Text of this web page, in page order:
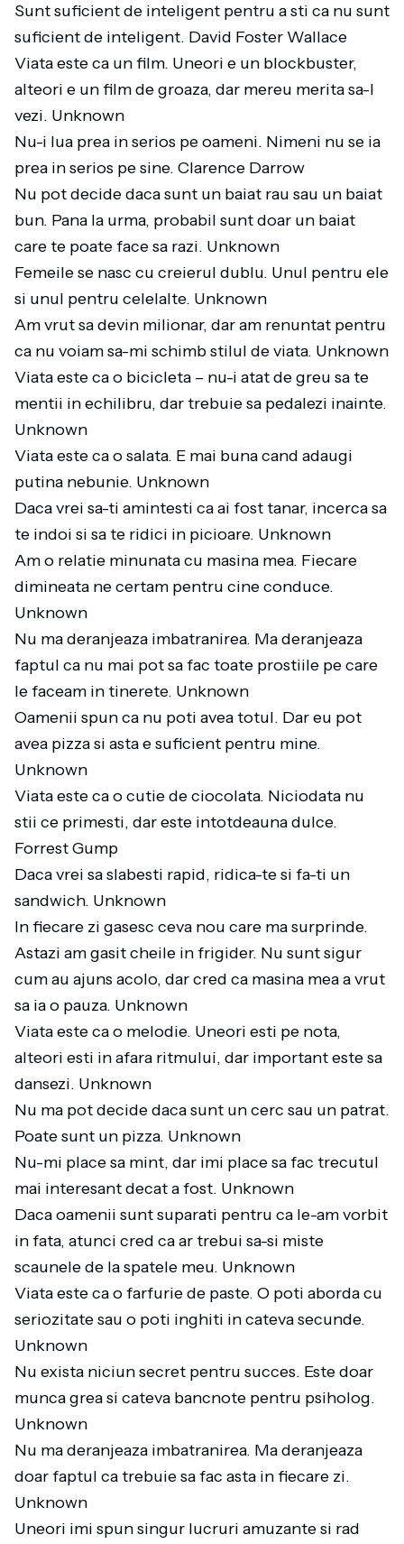
Sunt suficient de inteligent pentru a sti ca nu sunt
suficient de inteligent. David Foster Wallace
Viata este ca un film. Uneori e un blockbuster,
alteori e un film de groaza, dar mereu merita sa-l
vezi. Unknown
Nu-i lua prea in serios pe oameni. Nimeni nu se ia
prea in serios pe sine. Clarence Darrow
Nu pot decide daca sunt un baiat rau sau un baiat
bun. Pana la urma, probabil sunt doar un baiat
care te poate face sa razi. Unknown
Femeile se nasc cu creierul dublu. Unul pentru ele
si unul pentru celelalte. Unknown
Am vrut sa devin milionar, dar am renuntat pentru
ca nu voiam sa-mi schimb stilul de viata. Unknown
Viata este ca o bicicleta – nu-i atat de greu sa te
mentii in echilibru, dar trebuie sa pedalezi inainte.
Unknown
Viata este ca o salata. E mai buna cand adaugi
putina nebunie. Unknown
Daca vrei sa-ti amintesti ca ai fost tanar, incerca sa
te indoi si sa te ridici in picioare. Unknown
Am o relatie minunata cu masina mea. Fiecare
dimineata ne certam pentru cine conduce.
Unknown
Nu ma deranjeaza imbatranirea. Ma deranjeaza
faptul ca nu mai pot sa fac toate prostiile pe care
le faceam in tinerete. Unknown
Oamenii spun ca nu poti avea totul. Dar eu pot
avea pizza si asta e suficient pentru mine.
Unknown
Viata este ca o cutie de ciocolata. Niciodata nu
stii ce primesti, dar este intotdeauna dulce.
Forrest Gump
Daca vrei sa slabesti rapid, ridica-te si fa-ti un
sandwich. Unknown
In fiecare zi gasesc ceva nou care ma surprinde.
Astazi am gasit cheile in frigider. Nu sunt sigur
cum au ajuns acolo, dar cred ca masina mea a vrut
sa ia o pauza. Unknown
Viata este ca o melodie. Uneori esti pe nota,
alteori esti in afara ritmului, dar important este sa
dansezi. Unknown
Nu ma pot decide daca sunt un cerc sau un patrat.
Poate sunt un pizza. Unknown
Nu-mi place sa mint, dar imi place sa fac trecutul
mai interesant decat a fost. Unknown
Daca oamenii sunt suparati pentru ca le-am vorbit
in fata, atunci cred ca ar trebui sa-si miste
scaunele de la spatele meu. Unknown
Viata este ca o farfurie de paste. O poti aborda cu
seriozitate sau o poti inghiti in cateva secunde.
Unknown
Nu exista niciun secret pentru succes. Este doar
munca grea si cateva bancnote pentru psiholog.
Unknown
Nu ma deranjeaza imbatranirea. Ma deranjeaza
doar faptul ca trebuie sa fac asta in fiecare zi.
Unknown
Uneori imi spun singur lucruri amuzante si rad